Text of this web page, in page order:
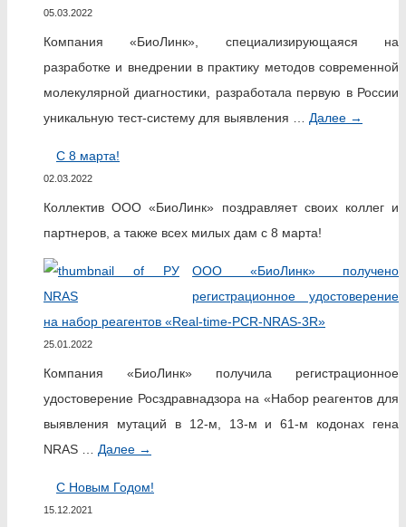
05.03.2022
Компания «БиоЛинк», специализирующаяся на
разработке и внедрении в практику методов современной
молекулярной диагностики, разработала первую в России
уникальную тест-систему для выявления … Далее →
С 8 марта!
02.03.2022
Коллектив ООО «БиоЛинк» поздравляет своих коллег и
партнеров, а также всех милых дам с 8 марта!
ООО «БиоЛинк» получено
регистрационное удостоверение
на набор реагентов «Real-time-PCR-NRAS-3R»
25.01.2022
Компания «БиоЛинк» получила регистрационное
удостоверение Росздравнадзора на «Набор реагентов для
выявления мутаций в 12-м, 13-м и 61-м кодонах гена
NRAS … Далее →
С Новым Годом!
15.12.2021